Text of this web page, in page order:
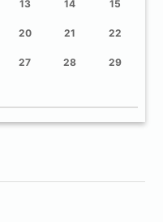
13 14 15
20 21 22
27 28 29